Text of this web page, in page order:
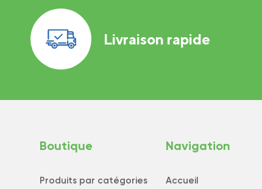
Livraison rapide
Boutique
Produits par catégories
Navigation
Accueil